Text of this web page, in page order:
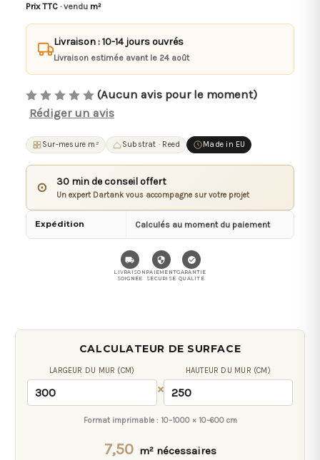
Prix TTC · vendu m²
Livraison : 10-14 jours ouvrés
Livraison estimée avant le 24 août
(Aucun avis pour le moment)
Rédiger un avis
Sur-mesure m² Substrat · Reed Made in EU
⊙ 30 min de conseil offert
Un expert Dartank vous accompagne sur votre projet
Expédition Calculés au moment du paiement
LIVRAISON
SOIGNÉE
PAIEMENT
SÉCURISÉ
GARANTIE
QUALITÉ
CALCULATEUR DE SURFACE
LARGEUR DU MUR (CM)
×
HAUTEUR DU MUR (CM)
Format imprimable : 10–1000 × 10–600 cm
7,50 m² nécessaires